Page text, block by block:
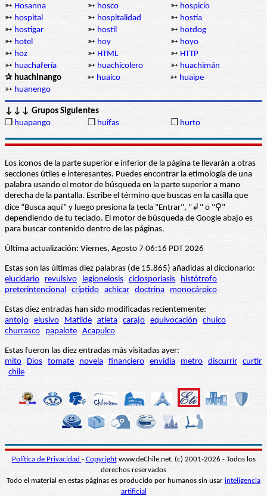
➳ Hosanna ➳ hosco ➳ hospicio
➳ hospital ➳ hospitalidad ➳ hostia
➳ hostigar ➳ hostil ➳ hotdog
➳ hotel ➳ hoy ➳ hoyo
➳ hoz ➳ HTML ➳ HTTP
➳ huachafería ➳ huachicolero ➳ huachimán
✰ huachinango
➳ huaico ➳ huaipe
➳ huanengo
↓↓↓ Grupos Siguientes
❒ huapango ❒ huifas ❒ hurto
Los iconos de la parte superior e inferior de la página te llevarán a otras
secciones útiles e interesantes. Puedes encontrar la etimología de una
palabra usando el motor de búsqueda en la parte superior a mano
derecha de la pantalla. Escribe el término que buscas en la casilla que
dice “Busca aquí” y luego presiona la tecla "Entrar", "↲" o "⚲"
dependiendo de tu teclado. El motor de búsqueda de Google abajo es
para buscar contenido dentro de las páginas.
Última actualización: Viernes, Agosto 7 06:16 PDT 2026
Estas son las últimas diez palabras (de 15.865) añadidas al diccionario:
elucidario
revulsivo legionelosis ciclosporiasis
histótrofo
preterintencional críptido achicar doctrina monocárpico
Estas diez entradas han sido modificadas recientemente:
antojo elusivo Matilde atleta carajo equivocación
chuico
churrasco
papalote Acapulco
Estas fueron las diez entradas más visitadas ayer:
mito
Dios tomate novela financiero envidia metro discurrir curtir
chile
Política de Privacidad - Copyrightwww.deChile.net. (c) 2001-2026 - Todos los
derechos reservados
Todo el material en estas páginas es producido por humanos sin usar inteligencia
artificial